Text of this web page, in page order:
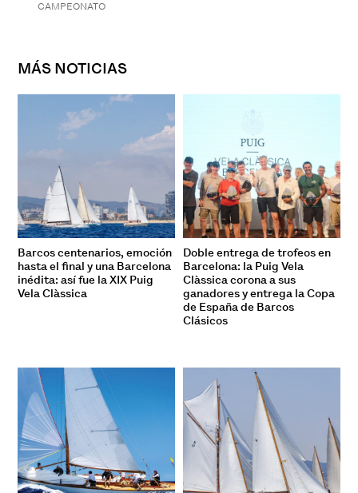
CAMPEONATO
MÁS NOTICIAS
Barcos centenarios, emoción
hasta el final y una Barcelona
inédita: así fue la XIX Puig
Vela Clàssica
Doble entrega de trofeos en
Barcelona: la Puig Vela
Clàssica corona a sus
ganadores y entrega la Copa
de España de Barcos
Clásicos